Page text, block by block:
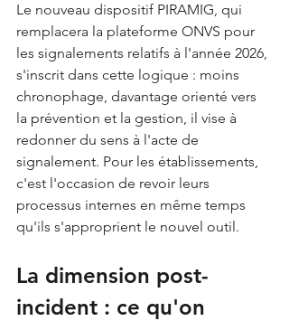
Le nouveau dispositif PIRAMIG, qui
remplacera la plateforme ONVS pour
les signalements relatifs à l'année 2026,
s'inscrit dans cette logique : moins
chronophage, davantage orienté vers
la prévention et la gestion, il vise à
redonner du sens à l'acte de
signalement. Pour les établissements,
c'est l'occasion de revoir leurs
processus internes en même temps
qu'ils s'approprient le nouvel outil.
La dimension post-
incident : ce qu'on